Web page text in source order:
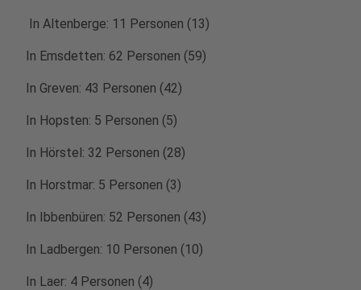
In Altenberge: 11 Personen (13)
In Emsdetten: 62 Personen (59)
In Greven: 43 Personen (42)
In Hopsten: 5 Personen (5)
In Hörstel: 32 Personen (28)
In Horstmar: 5 Personen (3)
In Ibbenbüren: 52 Personen (43)
In Ladbergen: 10 Personen (10)
In Laer: 4 Personen (4)